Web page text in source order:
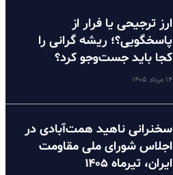
ارز ترجیحی یا فرار از
پاسخگویی؟؛ ریشه گرانی را
کجا باید جست‌وجو کرد؟
۱۴ مرداد ۱۴۰۵
سخنرانی ناهید همت‌آبادی در
اجلاس شورای ملی مقاومت
ایران، تیرماه ۱۴۰۵